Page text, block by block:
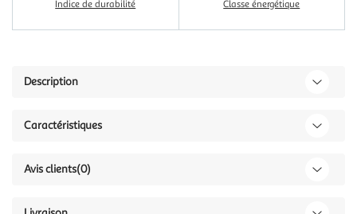
Indice de durabilité Classe énergétique
Description
Caractéristiques
Avis clients(0)